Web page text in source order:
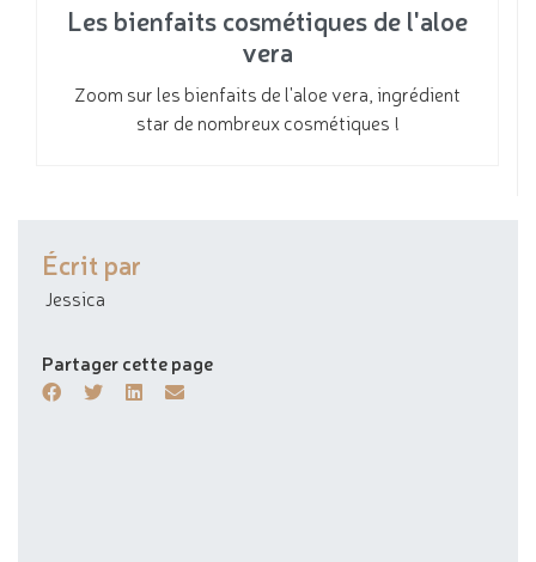
Les bienfaits cosmétiques de l'aloe
vera
Zoom sur les bienfaits de l'aloe vera, ingrédient
star de nombreux cosmétiques !
Écrit par
Jessica
Partager cette page